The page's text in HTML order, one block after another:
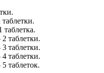
таблетки.
таблетки.
таблетки.
таблеток.